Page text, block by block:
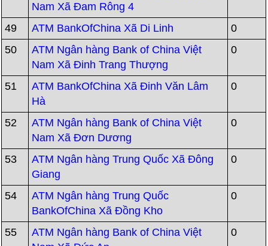
Nam Xã Đam Rông 4
49 ATM BankOfChina Xã Di Linh
0
50
ATM Ngân hàng Bank of China Việt
Nam Xã Đinh Trang Thượng
0
51
ATM BankOfChina Xã Đinh Văn Lâm
Hà
0
52
ATM Ngân hàng Bank of China Việt
Nam Xã Đơn Dương
0
53
ATM Ngân hàng Trung Quốc Xã Đông
Giang
0
54
ATM Ngân hàng Trung Quốc
BankOfChina Xã Đồng Kho
0
55
ATM Ngân hàng Bank of China Việt
0